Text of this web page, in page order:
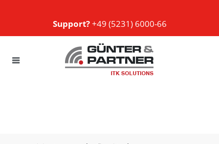
Support?+49 (5231) 6000-66